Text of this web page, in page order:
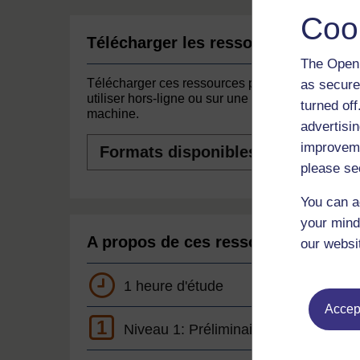
The
as
turned
please
You can
your
our
Télécharger les ressources
Télécharger ces ressources pour les
utiliser hors-ligne ou sur une autre
machine.
disponibles
A propos de ces ressources
1 heure d'étude
1 Niveau 1: Préliminaire